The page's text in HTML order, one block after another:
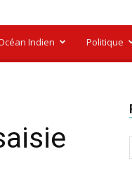
Indien Politique